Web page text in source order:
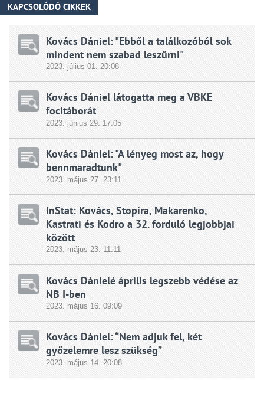
KAPCSOLÓDÓ CIKKEK
Kovács Dániel: "Ebből a találkozóból sok
mindent nem szabad leszűrni"
2023.július 01. 20:08
Kovács Dániel látogatta meg a VBKE
focitáborát
2023.június 29. 17:05
Kovács Dániel: "A lényeg most az, hogy
bennmaradtunk"
2023.május 27. 23:11
InStat: Kovács, Stopira, Makarenko,
Kastrati és Kodro a 32. forduló legjobbjai
között
2023.május 23. 11:11
Kovács Dánielé április legszebb védése az
NB I-ben
2023.május 16. 09:09
Kovács Dániel: “Nem adjuk fel, két
győzelemre lesz szükség”
2023.május 14. 20:08